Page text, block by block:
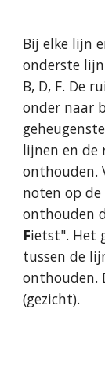
Bij elke lijn
onderste
B, D, F. De
onder naar
lijnen en de
onthouden.
noten op
onthouden
Fietst". Het
tussen de
onthouden.
(gezicht).